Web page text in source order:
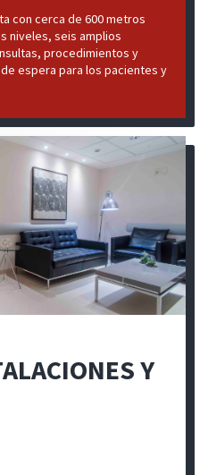
con cerca de 600 metros
niveles, seis amplios
procedimientos y
espera para los pacientes y
Y